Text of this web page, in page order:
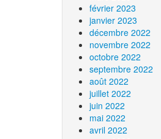
février 2023
janvier 2023
décembre 2022
novembre 2022
octobre 2022
septembre 2022
août 2022
juillet 2022
juin 2022
mai 2022
avril 2022